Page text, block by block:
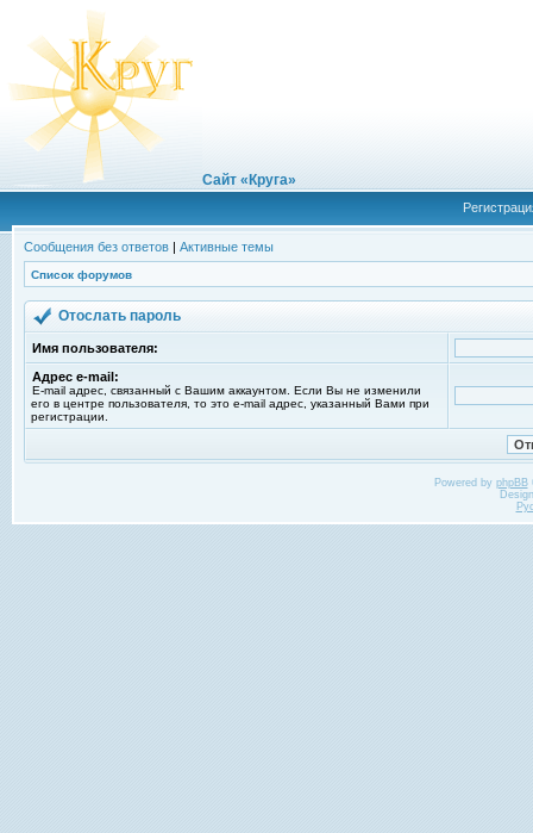
Сайт «Круга»
Сообщения без ответов | Активные темы
Список форумов
Отослать пароль
Имя пользователя:
Адрес e-mail:
E-mail адрес, связанный с Вашим аккаунтом. Если Вы не изменили
его в центре пользователя, то это e-mail адрес, указанный Вами при
регистрации.
Powered by phpBB